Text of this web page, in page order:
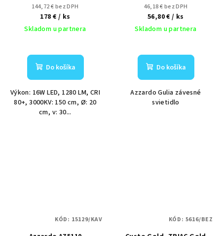
144,72 € bez DPH
178 € / ks
Skladom u partnera
Do košíka
Výkon: 16W LED, 1280 LM, CRI
80+, 3000KV: 150 cm, Ø: 20
cm, v: 30...
46,18 € bez DPH
56,80 €/ ks
Skladom u partnera
Do košíka
Azzardo Gulia závesné
svietidlo
KÓD: 15129/KAV KÓD: 5616/BEZ